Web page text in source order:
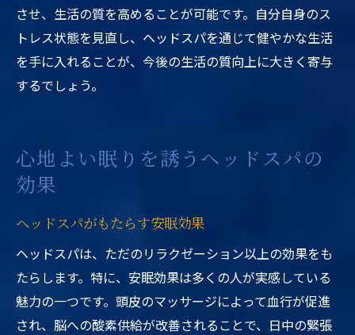
させ、生活の質を高めることが可能です。自分自身のス
トレス状態を見直し、ヘッドスパを通じて健やかな生活
を手に入れることが、今後の生活の質向上に大きく寄与
するでしょう。
心地よい眠りを誘うヘッドスパの
効果
ヘッドスパがもたらす安眠効果
ヘッドスパは、ただのリラクゼーション以上の効果をも
たらします。特に、安眠効果は多くの人が実感している
魅力の一つです。頭皮のマッサージによって血行が促進
され、脳への酸素供給が改善されることで、日中の緊張